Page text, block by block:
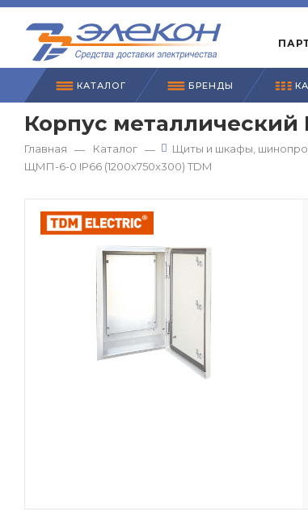
КАТАЛОГ БРЕНДЫ
Корпус металлический
Главная — Каталог — Щиты и шкафы,
ЩМП-6-0 IP66 (1200х750х300) TDM